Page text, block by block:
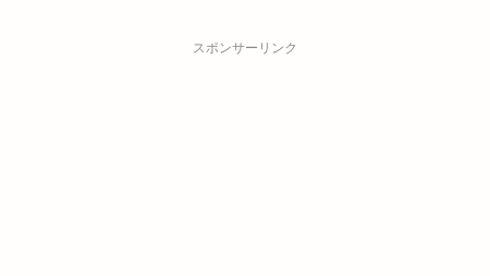
スポンサーリンク